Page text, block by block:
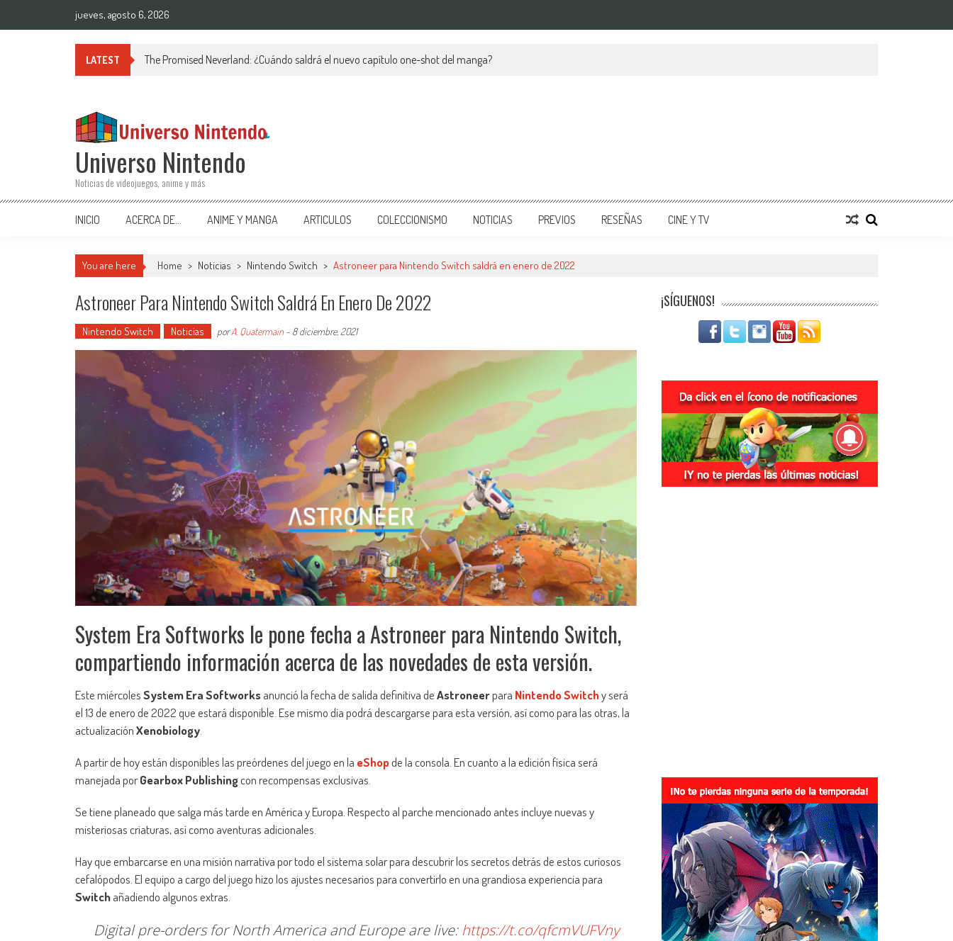
jueves, agosto 6, 2026
LATEST The Promised Neverland: ¿Cuándo saldrá el nuevo capítulo one-shot del manga?
Universo Nintendo
Noticias de videojuegos, anime y más
INICIO ACERCA DE… ANIME Y MANGA ARTICULOS COLECCIONISMO NOTICIAS PREVIOS RESEÑAS CINE Y TV
You are here Home > Noticias > Nintendo Switch > Astroneer para Nintendo Switch saldrá en enero de 2022
Astroneer Para Nintendo Switch Saldrá En Enero De 2022
Nintendo Switch Noticias porA. Quatermain - 8 diciembre, 2021
System Era Softworks le pone fecha a Astroneer para Nintendo Switch,
compartiendo información acerca de las novedades de esta versión.
Este miércolesSystem Era Softworksanunció la fecha de salida definitiva deAstroneerpara Nintendo Switchy será
el 13 de enero de 2022 que estará disponible. Ese mismo día podrá descargarse para esta versión, así como para las otras, la
actualizaciónXenobiology.
A partir de hoy están disponibles las preórdenes del juego en la eShopde la consola. En cuanto a la edición física será
manejada porGearbox Publishingcon recompensas exclusivas.
Se tiene planeado que salga más tarde en América y Europa. Respecto al parche mencionado antes incluye nuevas y
misteriosas criaturas, así como aventuras adicionales.
Hay que embarcarse en una misión narrativa por todo el sistema solar para descubrir los secretos detrás de estos curiosos
cefalópodos. El equipo a cargo del juego hizo los ajustes necesarios para convertirlo en una grandiosa experiencia para
Switchañadiendo algunos extras.
Digital pre-orders for North America and Europe are live:https://t.co/qfcmVUFVny
¡SÍGUENOS!